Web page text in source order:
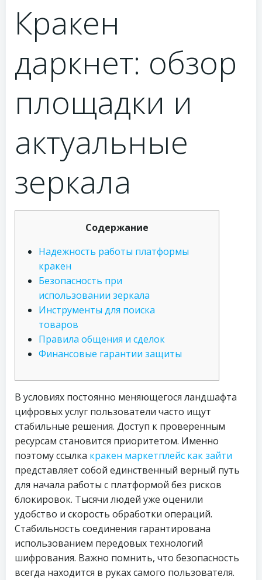
Кракен
даркнет: обзор
площадки и
актуальные
зеркала
Содержание
Надежность работы платформы
кракен
Безопасность при
использовании зеркала
Инструменты для поиска
товаров
Правила общения и сделок
Финансовые гарантии защиты
В условиях постоянно меняющегося ландшафта
цифровых услуг пользователи часто ищут
стабильные решения. Доступ к проверенным
ресурсам становится приоритетом. Именно
поэтому ссылка кракен маркетплейс как зайти
представляет собой единственный верный путь
для начала работы с платформой без рисков
блокировок. Тысячи людей уже оценили
удобство и скорость обработки операций.
Стабильность соединения гарантирована
использованием передовых технологий
шифрования. Важно помнить, что безопасность
всегда находится в руках самого пользователя.